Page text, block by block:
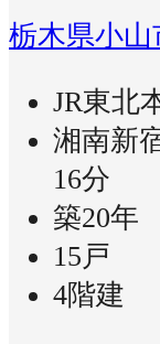
栃木県小山
JR東北
湘南新
16分
築20年
15戸
4階建